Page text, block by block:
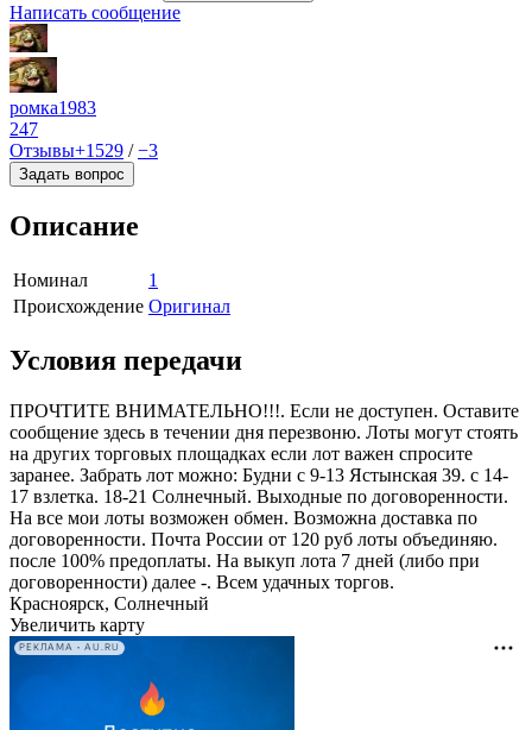
Написать сообщение
ромка1983
247
Отзывы+1529 /−3
Задать вопрос
Описание
Номинал
1
Происхождение Оригинал
Условия передачи
ПРОЧТИТЕ ВНИМАТЕЛЬНО!!!. Если не доступен. Оставите
сообщение здесь в течении дня перезвоню. Лоты могут стоять
на других торговых площадках если лот важен спросите
заранее. Забрать лот можно: Будни с 9-13 Ястынская 39. с 14-
17 взлетка. 18-21 Солнечный. Выходные по договоренности.
На все мои лоты возможен обмен. Возможна доставка по
договоренности. Почта России от 120 руб лоты объединяю.
после 100% предоплаты. На выкуп лота 7 дней (либо при
договоренности) далее -. Всем удачных торгов.
Красноярск, Солнечный
Увеличить карту
РЕКЛАМА • AU.RU